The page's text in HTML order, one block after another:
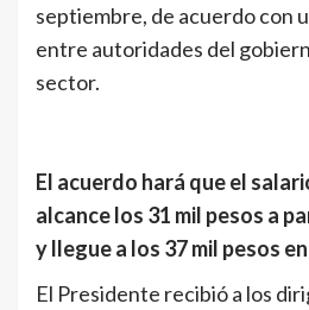
septiembre, de acuerdo con
entre autoridades del
sector.
El acuerdo hará que el
alcance los 31 mil pesos a
y llegue a los 37 mil pesos
El Presidente recibió a los